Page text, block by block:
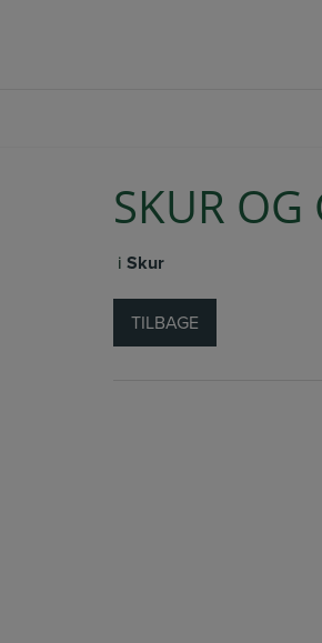
SKUR OG
i Skur
TILBAGE